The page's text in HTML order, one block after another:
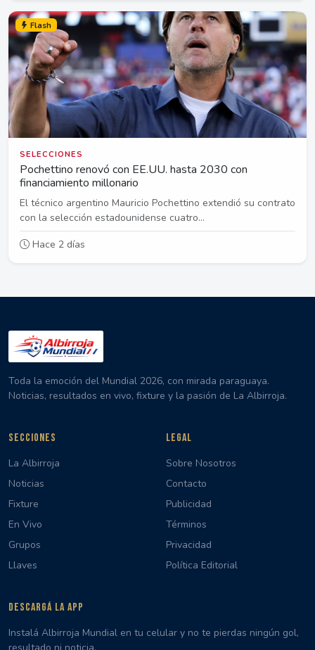
Flash
SELECCIONES
Pochettino renovó con EE.UU. hasta 2030 con
financiamiento millonario
El técnico argentino Mauricio Pochettino extendió su contrato
con la selección estadounidense cuatro...
Hace 2 días
Toda la emoción del Mundial 2026, con mirada paraguaya.
Noticias, resultados en vivo, fixture y la pasión de La Albirroja.
SECCIONES
La Albirroja
Noticias
Fixture
En Vivo
Grupos
Llaves
LEGAL
Sobre Nosotros
Contacto
Publicidad
Términos
Privacidad
Política Editorial
DESCARGÁ LA APP
Instalá Albirroja Mundial en tu celular y no te pierdas ningún gol,